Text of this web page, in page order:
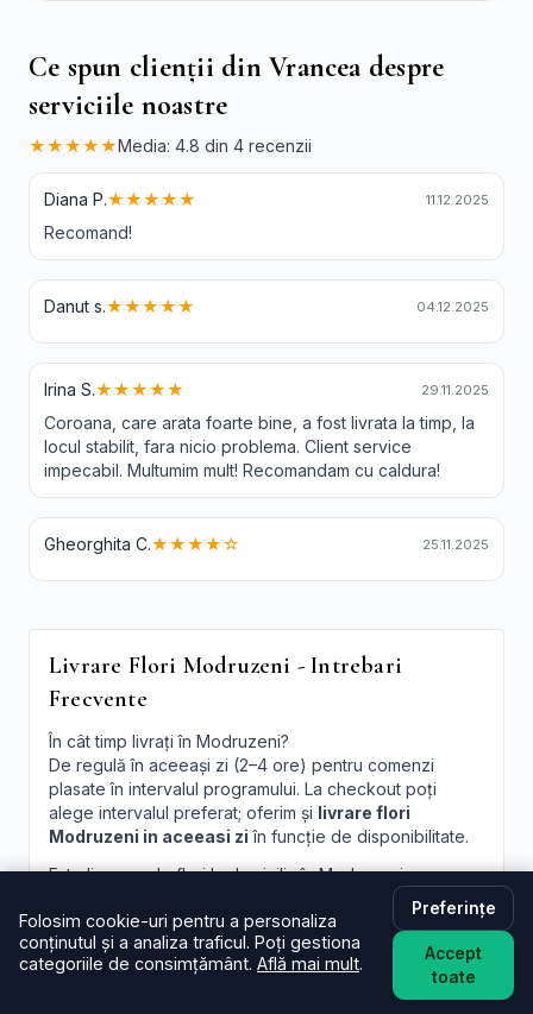
Ce spun clienții din Vrancea despre
serviciile noastre
★★★★★Media: 4.8 din 4 recenzii
Diana P.★★★★★ 11.12.2025
Recomand!
Danut s.★★★★★ 04.12.2025
Irina S.★★★★★ 29.11.2025
Coroana, care arata foarte bine, a fost livrata la timp, la
locul stabilit, fara nicio problema. Client service
impecabil. Multumim mult! Recomandam cu caldura!
Gheorghita C.★★★★☆ 25.11.2025
Livrare Flori Modruzeni - Intrebari
Frecvente
În cât timp livrați în Modruzeni?
De regulă în aceeași zi (2–4 ore) pentru comenzi
plasate în intervalul programului. La checkout poți
alege intervalul preferat; oferim și livrare flori
Modruzeni in aceeasi zi în funcție de disponibilitate.
Este livrarea de flori la domiciliu în Modruzeni
Da, în majoritatea cazurilor livrăm și sâmbăta. În
perioade aglomerate pot exista sloturi limitate, afișate
la finalizare.
Folosim cookie-uri pentru a personaliza
conținutul și a analiza traficul. Poți gestiona
categoriile de consimțământ. Află mai mult.
Preferințe
Accept
toate